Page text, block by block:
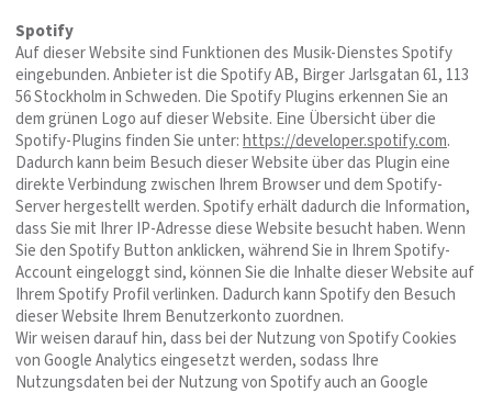
Spotify
Auf dieser Website sind Funktionen des Musik-Dienstes Spotify
eingebunden. Anbieter ist die Spotify AB, Birger Jarlsgatan 61, 113
56 Stockholm in Schweden. Die Spotify Plugins erkennen Sie an
dem grünen Logo auf dieser Website. Eine Übersicht über die
Spotify-Plugins finden Sie unter:https://developer.spotify.com.
Dadurch kann beim Besuch dieser Website über das Plugin eine
direkte Verbindung zwischen Ihrem Browser und dem Spotify-
Server hergestellt werden. Spotify erhält dadurch die Information,
dass Sie mit Ihrer IP-Adresse diese Website besucht haben. Wenn
Sie den Spotify Button anklicken, während Sie in Ihrem Spotify-
Account eingeloggt sind, können Sie die Inhalte dieser Website auf
Ihrem Spotify Profil verlinken. Dadurch kann Spotify den Besuch
dieser Website Ihrem Benutzerkonto zuordnen.
Wir weisen darauf hin, dass bei der Nutzung von Spotify Cookies
von Google Analytics eingesetzt werden, sodass Ihre
Nutzungsdaten bei der Nutzung von Spotify auch an Google